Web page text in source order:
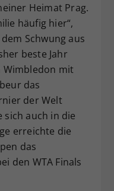
Heimat Prag.
häufig hier“,
Schwung aus
beste Jahr
Wimbledon mit
das
der Welt
sich auch in die
erreichte die
das
den WTA Finals